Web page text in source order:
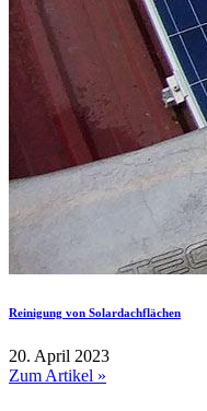
Reinigung von Solardachflächen
20. April 2023
Zum Artikel »